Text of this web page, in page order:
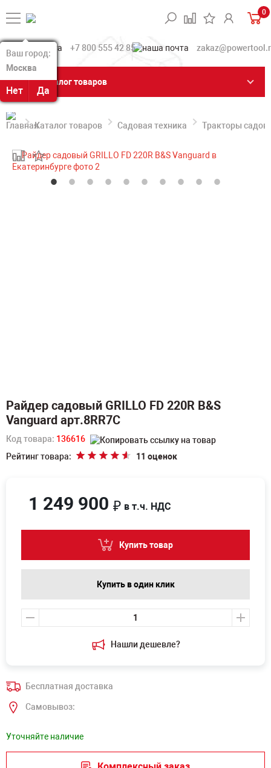
Ваш город:
Москва
Нет Да
Ваш город:
Москва
Нет Да
0
+7 800 555 42 85
Каталог товаров
Каталог товаров Садовая техника Тракторы
Райдер садовый GRILLO FD 220R B&S
Vanguard арт.8RR7C
Код товара: 136616
Рейтинг товара:
11 оценок
Нашли дешевле?
1 249 900 ₽ в т.ч. НДС
Купить товар
Купить в один клик
Бесплатная доставка
Самовывоз:
Уточняйте наличие